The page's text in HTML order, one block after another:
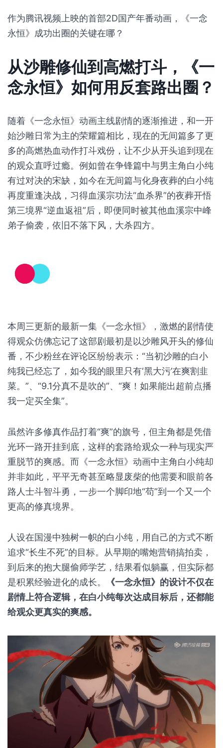
作为腾讯视频上映的首部2D国产年番动画，《一念
永恒》成功出圈的关键在哪？
从沙雕修仙到高燃打斗，《一
念永恒》如何用反套路出圈？
随着《一念永恒》动画主线剧情的逐渐推进，和一开
始沙雕日常为主的荣耀篇相比，现在的无间篇多了更
多的高燃热血动作打斗戏份，让不少从开头追到现在
的观众直呼过瘾。例如曾在争锋篇中与男主角白小纯
有过对决的宋缺，如今在无间篇与化身夜葬的白小纯
再度重逢决战，习得血溪宗功法“血杀界”的夜葬开悟
第三境界“逆血返祖”后，即便同时被其他血溪宗中峰
弟子偷袭，依旧不落下风，大杀四方。
本周三更新的最新一集《一念永恒》，激燃的剧情使
得观众仿佛忘记了这部剧最初是以沙雕风开头的修仙
纯我已经忘了，如今我的眼里只有‘黑大污’在爽割韭
菜。”、“9.1分真不是吹的”、“爽！如果能出超前点播
我一定买全集”。
虽然许多修真作品打着“爽”的旗号，但主角都是凭借
光环一路开挂到底，这样的套路给观众一种与现实严
并非如此，平平无奇甚至略显废柴的他需要和眼前各
路人士斗智斗勇，一步一个脚印地“苟”到一个又一个
更高的修真境界。
人设在国漫中独树一帜的白小纯，用自己的方式不断
追求“长生不死”的目标。从早期的嘴炮营销搞拍卖，
到后来的抱大腿偷师学艺，结果看似躺赢，但实际都
是积累经验进化的成长。 《一念永恒》的设计不仅在
剧情上符合逻辑，在白小纯每次达成目标后，还都能
给观众更真实的爽感。